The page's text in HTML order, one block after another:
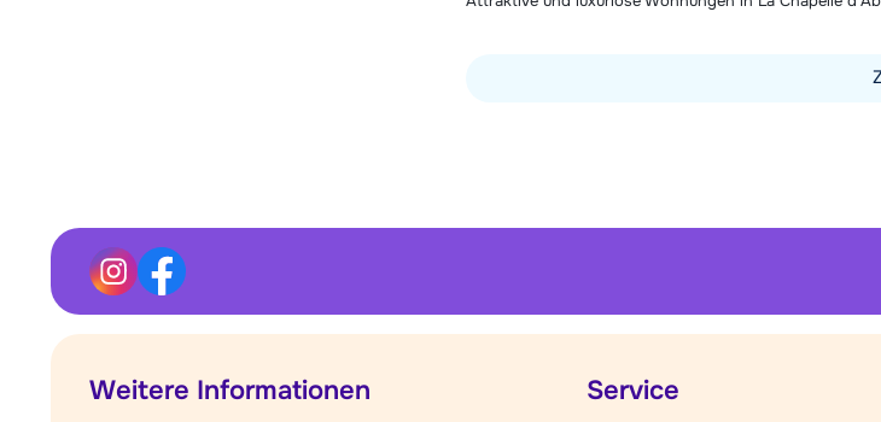
Weitere Informationen Service